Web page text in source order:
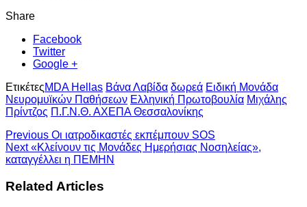
Share
Facebook
Twitter
Google +
ΕτικέτεςMDA Hellas Βάνα Λαβίδα δωρεά Ειδική Μονάδα
Νευρομυϊκών Παθήσεων Ελληνική Πρωτοβουλία Μιχάλης
Πρίντζος Π.Γ.Ν.Θ. ΑΧΕΠΑ Θεσσαλονίκης
Previous Οι ιατροδικαστές εκπέμπουν SOS
Next«Κλείνουν τις Μονάδες Ημερήσιας Νοσηλείας»,
καταγγέλλει η ΠΕΜΗΝ
Related Articles